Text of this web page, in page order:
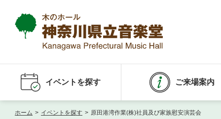
イベントを探す ご来場案内
ホーム > イベントを探す > 原田港湾作業(株)社員及び家族慰安演芸会